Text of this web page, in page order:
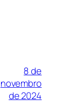
8 de
novembro
de 2024